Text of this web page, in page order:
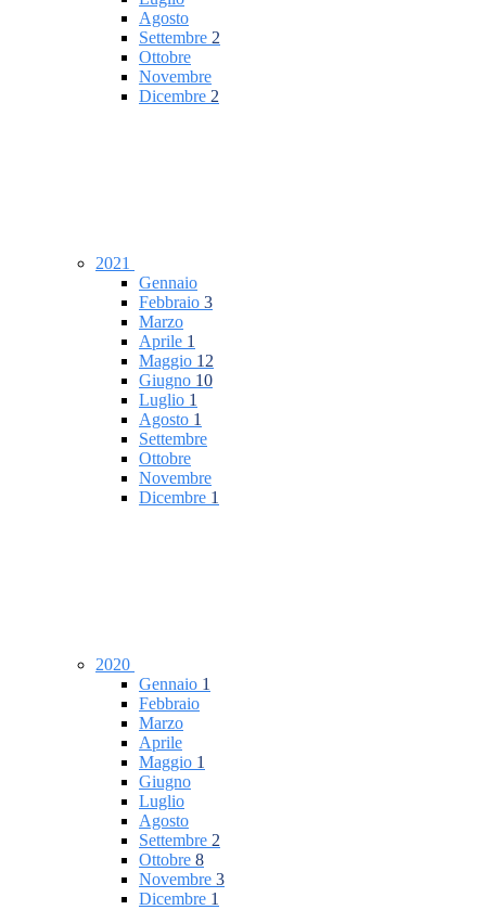
Agosto
Settembre 2
Ottobre
Novembre
Dicembre 2
2021
Gennaio
Febbraio 3
Marzo
Aprile 1
Maggio 12
Giugno 10
Luglio 1
Agosto 1
Settembre
Ottobre
Novembre
Dicembre 1
2020
Gennaio 1
Febbraio
Marzo
Aprile
Maggio 1
Giugno
Luglio
Agosto
Settembre 2
Ottobre 8
Novembre 3
Dicembre 1